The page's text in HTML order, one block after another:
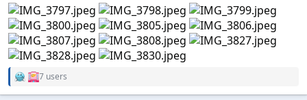
R
e
7 users